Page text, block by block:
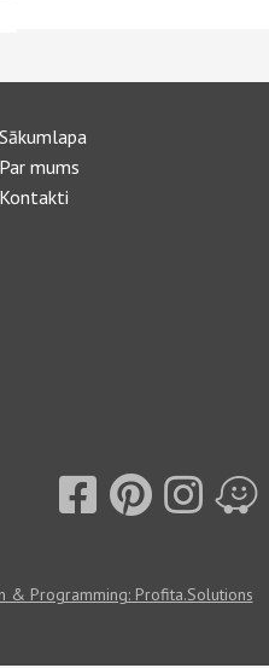
Sākumlapa
Par mums
Kontakti
& Programming: Profita.Solutions